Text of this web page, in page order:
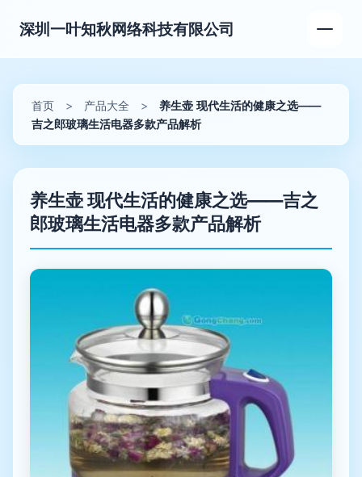
深圳一叶知秋网络科技有限公司
首页 > 产品大全 >
养生壶 现代生活的健康之选——
吉之郎玻璃生活电器多款产品解析
养生壶 现代生活的健康之选——吉之
郎玻璃生活电器多款产品解析